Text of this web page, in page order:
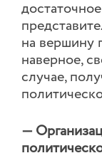
на вершину
наверное,
случае,
—